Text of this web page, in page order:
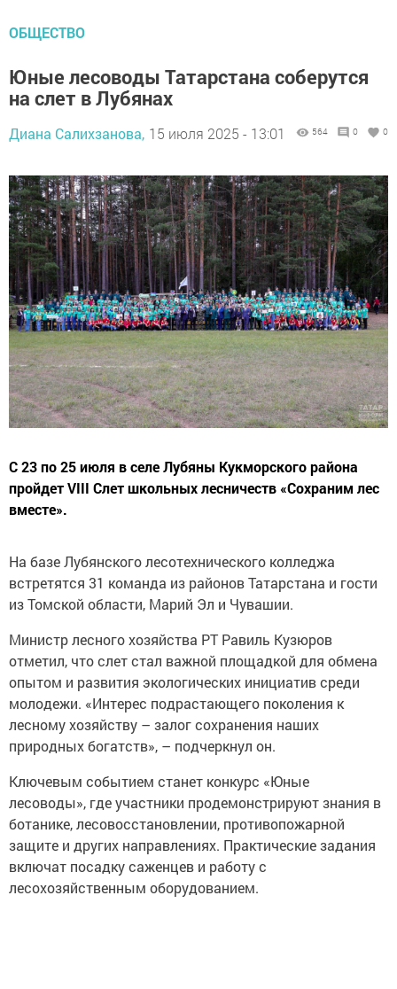
ОБЩЕСТВО
Юные лесоводы Татарстана соберутся
на слет в Лубянах
Диана Салихзанова, 15 июля 2025 - 13:01 564 0 0
С 23 по 25 июля в селе Лубяны Кукморского района
пройдет VIII Слет школьных лесничеств «Сохраним лес
вместе».
На базе Лубянского лесотехнического колледжа
встретятся 31 команда из районов Татарстана и гости
из Томской области, Марий Эл и Чувашии.
Министр лесного хозяйства РТ Равиль Кузюров
отметил, что слет стал важной площадкой для обмена
опытом и развития экологических инициатив среди
молодежи. «Интерес подрастающего поколения к
лесному хозяйству – залог сохранения наших
природных богатств», – подчеркнул он.
Ключевым событием станет конкурс «Юные
лесоводы», где участники продемонстрируют знания в
ботанике, лесовосстановлении, противопожарной
защите и других направлениях. Практические задания
включат посадку саженцев и работу с
лесохозяйственным оборудованием.